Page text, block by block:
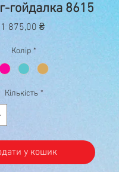
гойдалка 8615
1 875,00 ₴Ціна
Колір *
Кількість *
у кошик